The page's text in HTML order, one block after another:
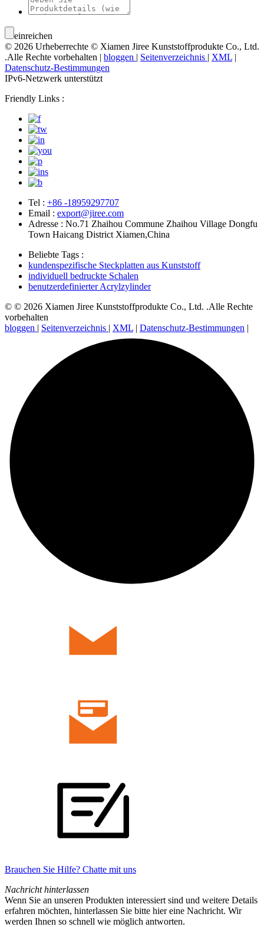
einreichen
© 2026 Urheberrechte © Xiamen Jiree Kunststoffprodukte Co., Ltd.
.Alle Rechte vorbehalten | bloggen | Seitenverzeichnis | XML |
Datenschutz-Bestimmungen
IPv6-Netzwerk unterstützt
Friendly Links :
Tel : +86 -18959297707
Email : export@jiree.com
Adresse : No.71 Zhaihou Commune Zhaihou Village Dongfu
Town Haicang District Xiamen,China
Beliebte Tags :
kundenspezifische Steckplatten aus Kunststoff
individuell bedruckte Schalen
benutzerdefinierter Acrylzylinder
© © 2026 Xiamen Jiree Kunststoffprodukte Co., Ltd. .Alle Rechte
vorbehalten
bloggen | Seitenverzeichnis | XML | Datenschutz-Bestimmungen |
Brauchen Sie Hilfe? Chatte mit uns
Nachricht hinterlassen
Wenn Sie an unseren Produkten interessiert sind und weitere Details
erfahren möchten, hinterlassen Sie bitte hier eine Nachricht. Wir
werden Ihnen so schnell wie möglich antworten.